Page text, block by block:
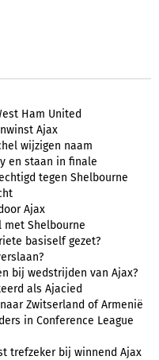
Ham United
Ajax
wijzigen naam
en staan in finale
tegen Shelbourne
Ajax
met Shelbourne
basiself gezet?
bij wedstrijden van Ajax?
als Ajacied
Zwitserland of Armenië
in Conference League
trefzeker bij winnend Ajax